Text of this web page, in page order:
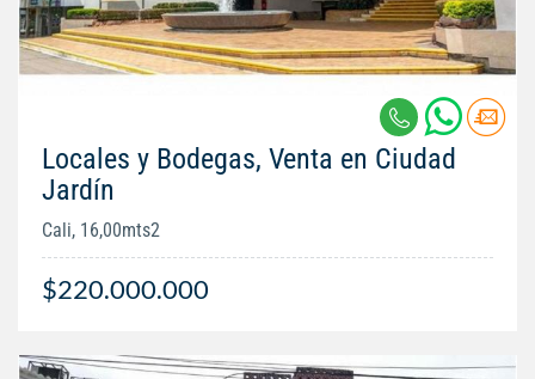
Locales y Bodegas, Venta en Ciudad
Jardín
Cali, 16,00mts2
$220.000.000